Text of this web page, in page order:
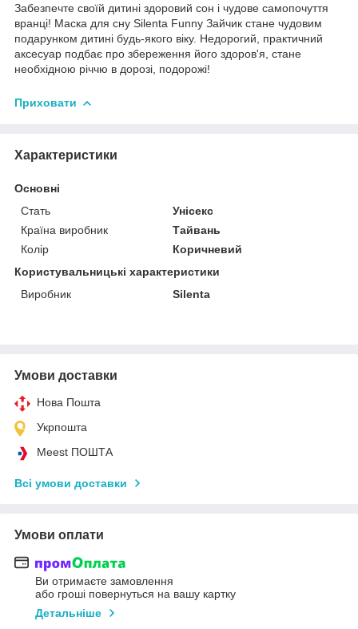
Забезпечте своїй дитині здоровий сон і чудове самопочуття
вранці! Маска для сну Silenta Funny Зайчик стане чудовим
подарунком дитині будь-якого віку. Недорогий, практичний
аксесуар подбає про збереження його здоров'я, стане
необхідною річчю в дорозі, подорожі!
Приховати
Характеристики
Основні
Стать
Унісекс
Країна виробник
Тайвань
Колір
Коричневий
Користувальницькі характеристики
Виробник
Silenta
Умови доставки
Нова Пошта
Укрпошта
Meest ПОШТА
Всі умови доставки
Умови оплати
Ви отримаєте замовлення
або гроші повернуться на вашу картку
Детальніше